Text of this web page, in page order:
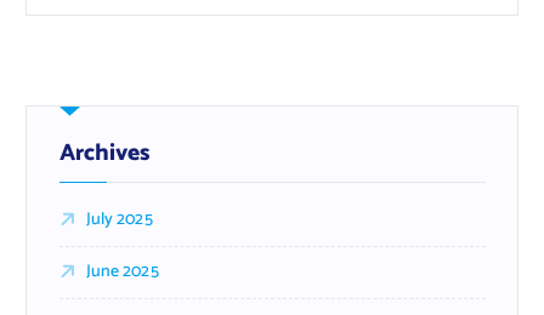
Archives
July 2025
June 2025